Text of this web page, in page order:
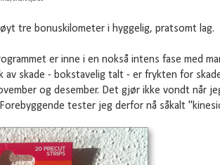
tre bonuskilometer i hyggelig, pratsomt lag.
er inne i en nokså intens fase med
skade - bokstavelig talt - er frykten for
og desember. Det gjør ikke vondt når
tester jeg derfor nå såkalt